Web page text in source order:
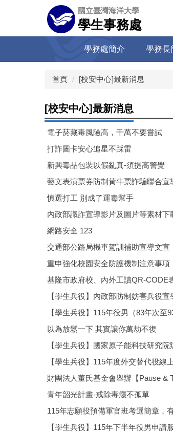
容
國立臺灣海洋大學
學生事務處
學務處簡介 學務長
首頁 [校安中心]最新消息
[校安中心]最新消息
電子菸藏毒風險高，千萬不要嘗試
打詐圖卡安心追星不踩雷
新興毒品包裝以假亂真-須提高警覺
藝文表演票券防制黃牛票詐騙聯合宣
慎選打工 別成了運毒幫手
內政部識詐宣導影片及圖片等素材下
網路安全 123
交通部公路局機車駕訓補助宣導文宣
重申強化校園安全防護機制注意事項
基隆市政府校、內外工讀QR-CODE
【學生兵役】內政部防制妨害兵役宣
【學生兵役】115年役男（83年次
以為放鬆一下 其實讓你萬劫不復
【學生兵役】國家原子能科技研究
【學生兵役】115年度外交替代役線
財團法人董氏基金會舉辦【Pause &
青年韶光計畫-戒除毒癮不孤單
115年志願役預備軍官班考選簡章，
【學生兵役】115年下半年役男申請